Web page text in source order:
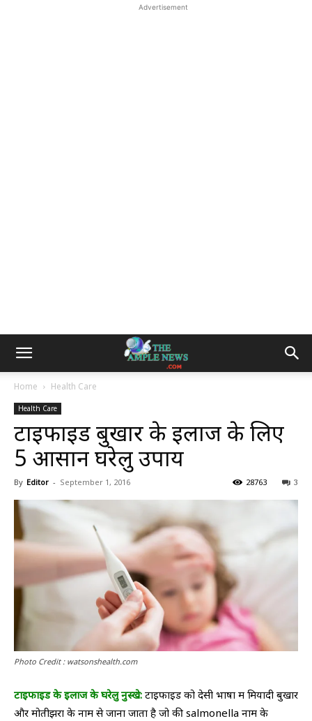
Advertisement
Home Health Care
Health Care
टाइफाइड बुखार के इलाज के लिए
5 आसान घरेलु उपाय
By Editor - September 1, 2016 3
28763
Photo Credit : watsonshealth.com
टाइफाइड के इलाज के घरेलु नुस्खे: टाइफाइड को देसी भाषा में मियादी बुखार
और मोतीझरा के नाम से जाना जाता है जो की salmonella नाम के